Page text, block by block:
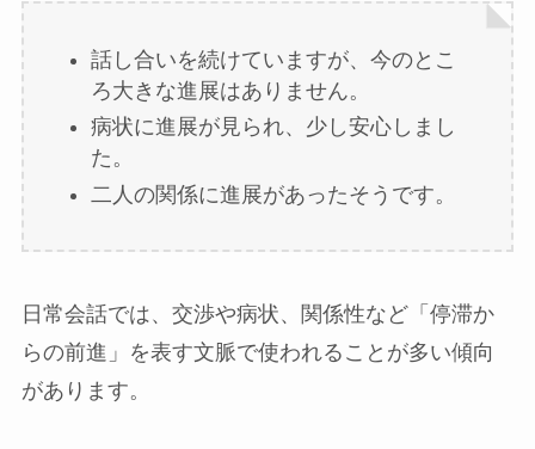
話し合いを続けていますが、今のとこ
ろ大きな進展はありません。
病状に進展が見られ、少し安心しまし
た。
二人の関係に進展があったそうです。
日常会話では、交渉や病状、関係性など「停滞か
らの前進」を表す文脈で使われることが多い傾向
があります。